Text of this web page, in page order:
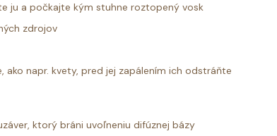
ju a počkajte kým stuhne roztopený vosk
zdrojov
ako napr. kvety, pred jej zapálením ich odstráňte
ktorý bráni uvoľneniu difúznej bázy